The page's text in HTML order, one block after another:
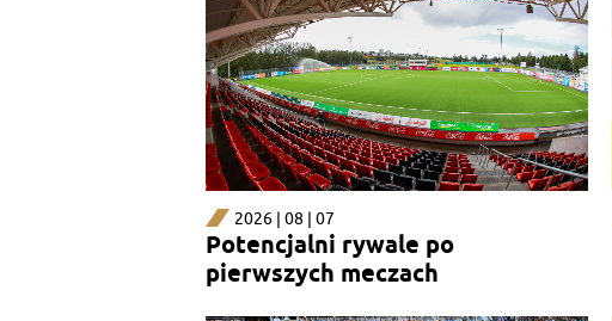
2026 | 08 | 07
Potencjalni rywale po
pierwszych meczach